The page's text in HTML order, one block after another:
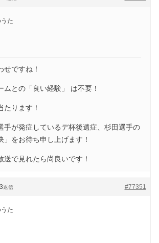
た
せですね！
ムとの「良い経験」 は不要！
たります！
手が発症しているデ杯後遺症、杉田選手の
」をお待ち申し上げます！
送で見れたら尚良いです！
#77351
返信
た